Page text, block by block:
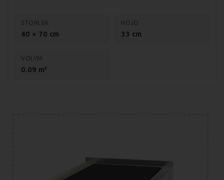
STORLEK
40 × 70 cm
HÖJD
33 cm
VOLYM
0.09 m³